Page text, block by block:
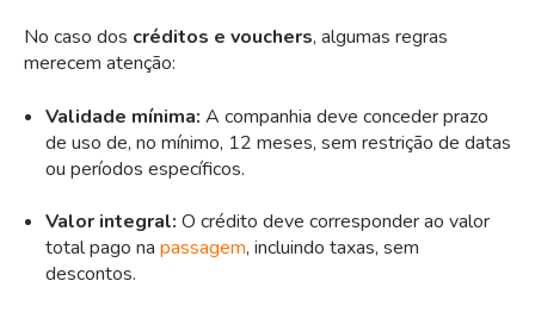
No caso dos créditos e vouchers, algumas regras
merecem atenção:
Validade mínima: A companhia deve conceder prazo
de uso de, no mínimo, 12 meses, sem restrição de datas
ou períodos específicos.
Valor integral: O crédito deve corresponder ao valor
total pago na passagem, incluindo taxas, sem
descontos.